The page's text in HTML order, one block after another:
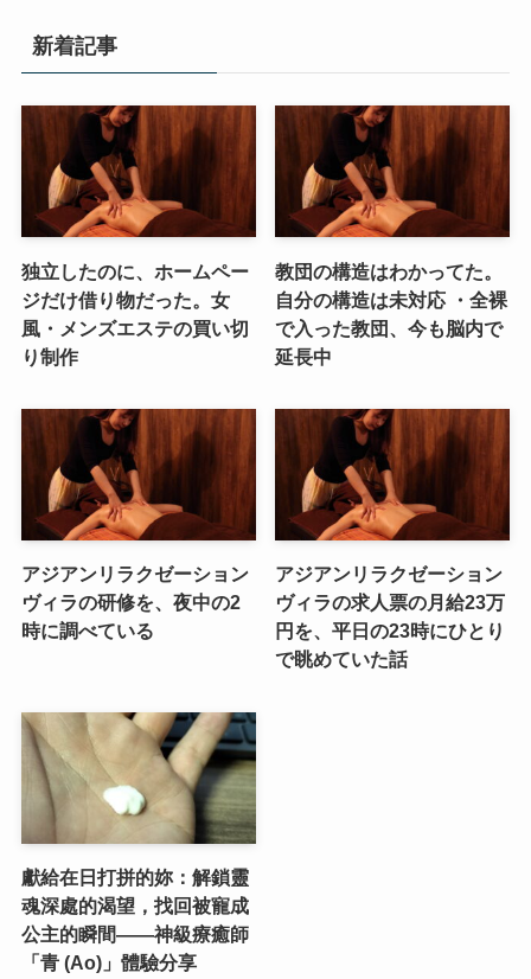
新着記事
独立したのに、ホームペー
ジだけ借り物だった。女
風・メンズエステの買い切
り制作
教団の構造はわかってた。
自分の構造は未対応 ・全裸
で入った教団、今も脳内で
延長中
アジアンリラクゼーション
ヴィラの研修を、夜中の2
時に調べている
アジアンリラクゼーション
ヴィラの求人票の月給23万
円を、平日の23時にひとり
で眺めていた話
獻給在日打拼的妳：解鎖靈
魂深處的渴望，找回被寵成
公主的瞬間——神級療癒師
「青 (Ao)」體驗分享